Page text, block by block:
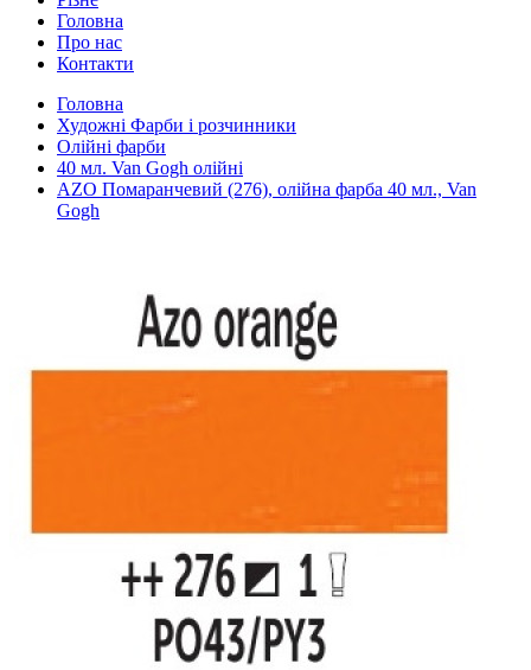
Головна
Про нас
Контакти
Головна
Художні Фарби і розчинники
Олійні фарби
40 мл. Van Gogh олійні
AZO Помаранчевий (276), олійна фарба 40 мл., Van
Gogh